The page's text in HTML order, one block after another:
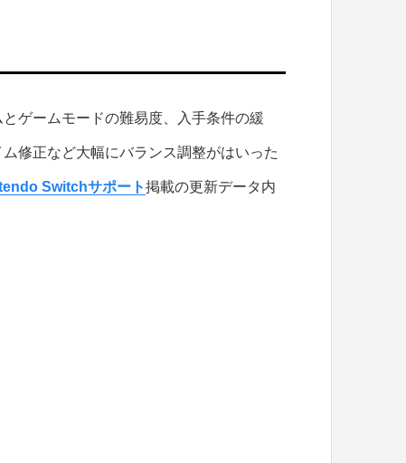
ゲームモードの難易度、入手条件の緩
修正など大幅にバランス調整がはいった
Switchサポート掲載の更新データ内